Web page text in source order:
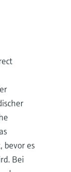
bevor es
Bei